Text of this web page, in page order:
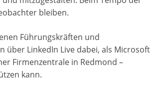
o
z
bleiben.
Führungskräften und
über LinkedIn Live dabei, als Microsoft
Firmenzentrale in Redmond –
kann.